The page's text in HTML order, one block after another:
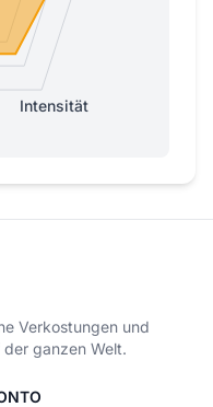
Intensität
Verkostungen und
ganzen Welt.